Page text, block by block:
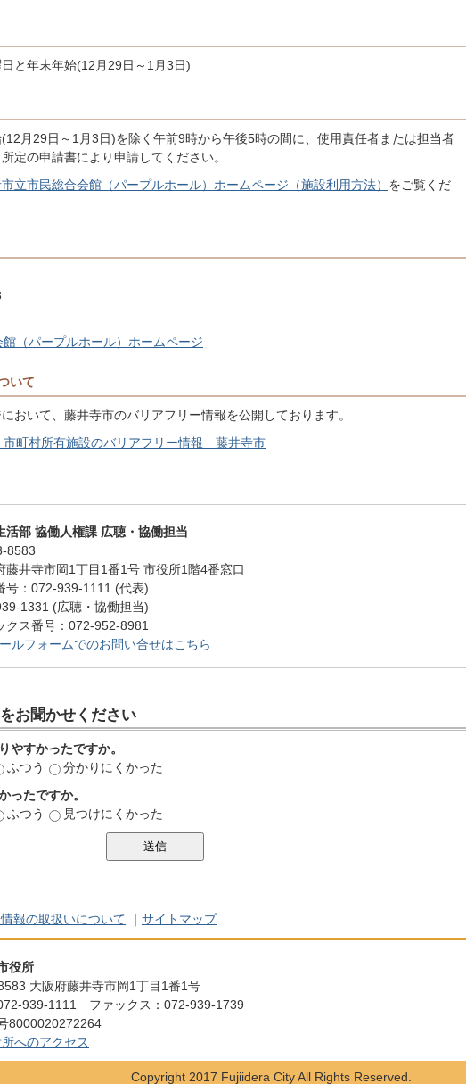
と年末年始(12月29日～1月3日)
月29日～1月3日)を除く午前9時から午後5時の間に、使用責任者または担当者
定の申請書により申請してください。
立市民総合会館（パープルホール）ホームページ（施設利用方法） をご覧くだ
（パープルホール）ホームページ
いて
おいて、藤井寺市のバリアフリー情報を公開しております。
町村所有施設のバリアフリー情報 藤井寺市
活部 協働人権課 広聴・協働担当
8583
藤井寺市岡1丁目1番1号 市役所1階4番窓口
号：072-939-1111 (代表)
1331 (広聴・協働担当)
クス番号：072-952-8981
ールフォームでのお問い合せはこちら
お聞かせください
やすかったですか。
ふつう
分かりにくかった
ったですか。
ふつう 見つけにくかった
報の取扱いについて ｜ サイトマップ
役所
大阪府藤井寺市岡1丁目1番1号
939-1111 ファックス：072-939-1739
8000020272264
へのアクセス
Copyright 2017 Fujiidera City All Rights Reserved.